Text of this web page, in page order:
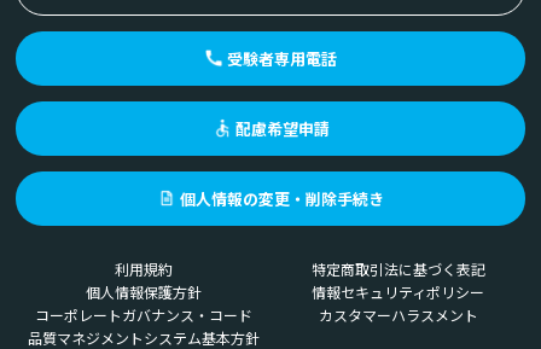
受験者専用電話
配慮希望申請
個人情報の変更・削除手続き
利用規約
特定商取引法に基づく表記
個人情報保護方針
情報セキュリティポリシー
コーポレートガバナンス・コード
カスタマーハラスメント
品質マネジメントシステム基本方針